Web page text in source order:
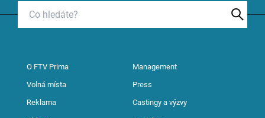
O FTV Prima Management
Volná místa Press
Reklama Castingy a výzvy